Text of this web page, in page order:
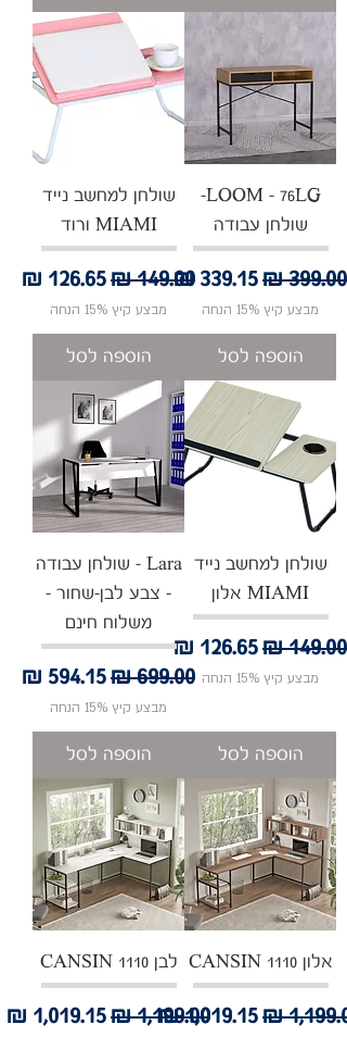
LOOM - 76LG-
שולחן עבודה
מחיר רגילמחיר מבצע
מבצע קיץ 15% הנחה
הוספה לסל
שולחן למחשב נייד
MIAMI ורוד
מחיר רגילמחיר
מבצע קיץ 15% הנחה
הוספה לסל
שולחן למחשב נייד
MIAMI אלון
מחיר רגילמחיר מבצע
מבצע קיץ 15% הנחה
הוספה לסל
Lara - שולחן עבודה
- צבע לבן-שחור -
משלוח חינם
מחיר רגילמחיר
מבצע קיץ 15% הנחה
הוספה לסל
אלון CANSIN 1110
רגיל מחיר מבצע
לבן CANSIN 1110
מחיר רגיל מחיר